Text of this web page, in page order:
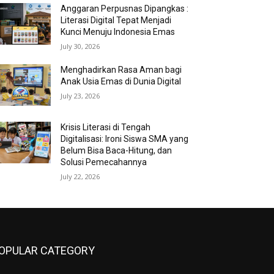
Anggaran Perpusnas Dipangkas :
Literasi Digital Tepat Menjadi
Kunci Menuju Indonesia Emas
July 30, 2026
Menghadirkan Rasa Aman bagi
Anak Usia Emas di Dunia Digital
July 23, 2026
Krisis Literasi di Tengah
Digitalisasi: Ironi Siswa SMA yang
Belum Bisa Baca-Hitung, dan
Solusi Pemecahannya
July 22, 2026
CATEGORY